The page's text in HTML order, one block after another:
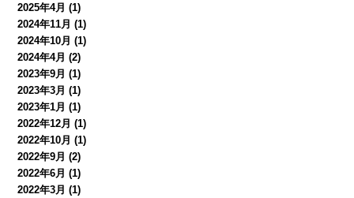
2025年4月 (1)
2024年11月 (1)
2024年10月 (1)
2024年4月 (2)
2023年9月 (1)
2023年3月 (1)
2023年1月 (1)
2022年12月 (1)
2022年10月 (1)
2022年9月 (2)
2022年6月 (1)
2022年3月 (1)